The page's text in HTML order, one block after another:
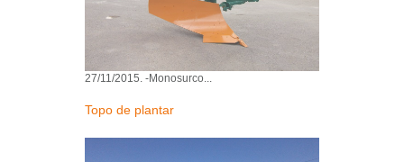
27/11/2015. -Monosurco...
Topo de plantar